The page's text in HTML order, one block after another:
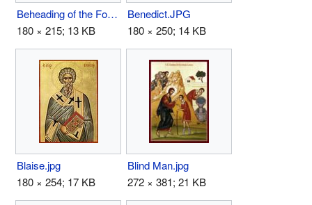
Beheading of the Forerunner.jpg
180 × 215; 13 KB
Benedict.JPG
180 × 250; 14 KB
Blaise.jpg
180 × 254; 17 KB
Blind Man.jpg
272 × 381; 21 KB